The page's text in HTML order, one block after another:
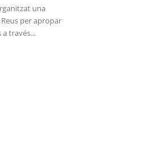
una
per apropar
a través...